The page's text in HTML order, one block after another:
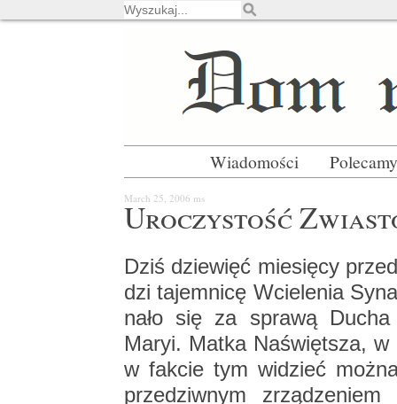
Wiadomości Polecamy
March 25, 2006 ms
Uro­czy­stość
Dziś dzie­więć mie­się­cy
dzi ta­jem­ni­cę Wcie­le­nia
na­ło się za spra­wą
Maryi. Matka Na­święt­sza, w
w fak­cie tym wi­dzieć
prze­dziw­nym